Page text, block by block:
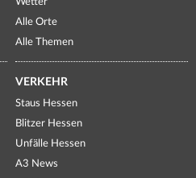
Wetter
Alle Orte
Alle Themen
VERKEHR
Staus Hessen
Blitzer Hessen
Unfälle Hessen
A3 News